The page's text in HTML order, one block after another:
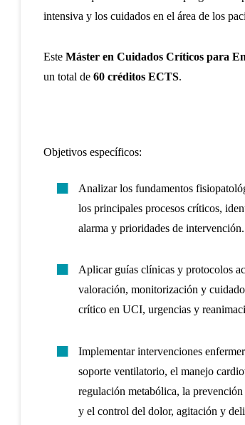
intensiva y los cuidados en el área de los
Este Máster en Cuidados Críticos para
un total de 60 créditos ECTS.
Objetivos específicos:
Analizar los fundamentos
los principales procesos críticos,
alarma y prioridades de intervención.
Aplicar guías clínicas y protocolos
valoración, monitorización y
crítico en UCI, urgencias y
Implementar intervenciones
soporte ventilatorio, el manejo
regulación metabólica, la
y el control del dolor, agitación y